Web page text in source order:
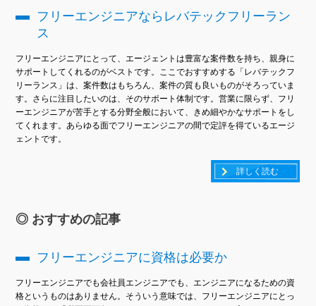
フリーエンジニアならレバテックフリーラン
ス
フリーエンジニアにとって、エージェントは豊富な案件数を持ち、親身に
サポートしてくれるのがベストです。ここでおすすめする「レバテックフ
リーランス」は、案件数はもちろん、案件の質も良いものがそろっていま
す。さらに注目したいのは、そのサポート体制です。営業に限らず、フリ
ーエンジニアが苦手とする分野全般において、きめ細やかなサポートをし
てくれます。あらゆる面でフリーエンジニアの間で定評を得ているエージ
ェントです。
詳しく読む
おすすめの記事
フリーエンジニアに資格は必要か
フリーエンジニアでも会社員エンジニアでも、エンジニアになるための資
格というものはありません。そういう意味では、フリーエンジニアにとっ